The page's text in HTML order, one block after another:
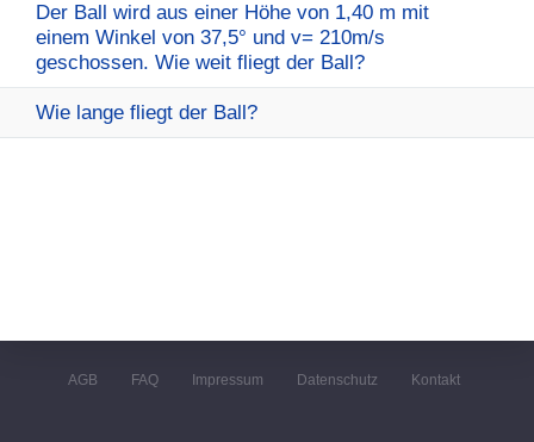
Der Ball wird aus einer Höhe von 1,40 m mit
einem Winkel von 37,5° und v= 210m/s
geschossen. Wie weit fliegt der Ball?
Wie lange fliegt der Ball?
AGB FAQ Impressum Datenschutz Kontakt